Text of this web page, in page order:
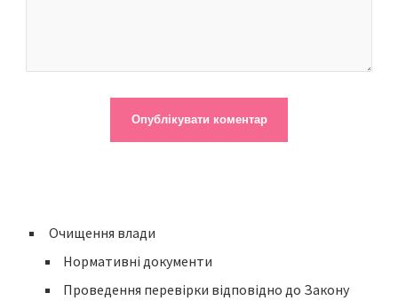
Очищення влади
Нормативні документи
Проведення перевірки відповідно до Закону